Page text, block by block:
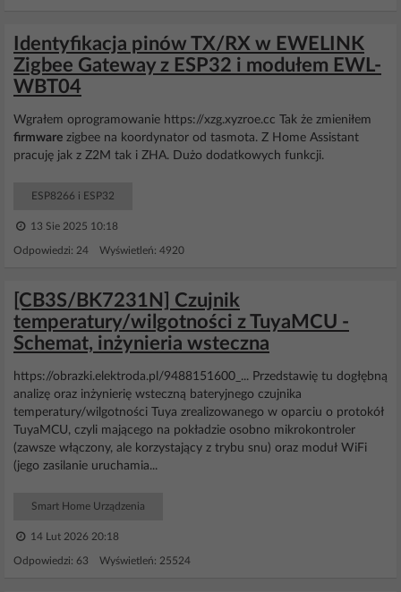
Identyfikacja pinów TX/RX w EWELINK
Zigbee Gateway z ESP32 i modułem EWL-
WBT04
Wgrałem oprogramowanie https://xzg.xyzroe.cc Tak że zmieniłem
firmware zigbee na koordynator od tasmota. Z Home Assistant
pracuję jak z Z2M tak i ZHA. Dużo dodatkowych funkcji.
ESP8266 i ESP32
13 Sie 2025 10:18
Odpowiedzi: 24 Wyświetleń: 4920
[CB3S/BK7231N] Czujnik
temperatury/wilgotności z TuyaMCU -
Schemat, inżynieria wsteczna
https://obrazki.elektroda.pl/9488151600_... Przedstawię tu dogłębną
analizę oraz inżynierię wsteczną bateryjnego czujnika
temperatury/wilgotności Tuya zrealizowanego w oparciu o protokół
TuyaMCU, czyli mającego na pokładzie osobno mikrokontroler
(zawsze włączony, ale korzystający z trybu snu) oraz moduł WiFi
(jego zasilanie uruchamia...
Smart Home Urządzenia
14 Lut 2026 20:18
Odpowiedzi: 63 Wyświetleń: 25524